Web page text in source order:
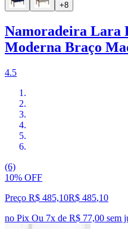
+8
Namoradeira Lara
Moderna Braço
4.5
(6)
10% OFF
Preço R$ 485,10R$ 485,10
no Pix Ou 7x de R$ 77,00 sem